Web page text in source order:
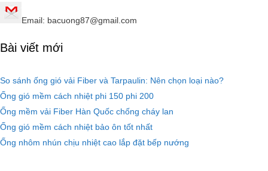
Email: bacuong87@gmail.com
Bài viết mới
So sánh ống gió vải Fiber và Tarpaulin: Nên chọn loại nào?
Ống gió mềm cách nhiệt phi 150 phi 200
Ống mềm vải Fiber Hàn Quốc chống cháy lan
Ống gió mềm cách nhiệt bảo ôn tốt nhất
Ống nhôm nhún chịu nhiệt cao lắp đặt bếp nướng